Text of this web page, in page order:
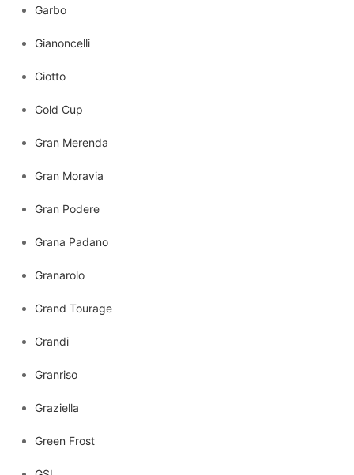
Garbo
Gianoncelli
Giotto
Gold Cup
Gran Merenda
Gran Moravia
Gran Podere
Grana Padano
Granarolo
Grand Tourage
Grandi
Granriso
Graziella
Green Frost